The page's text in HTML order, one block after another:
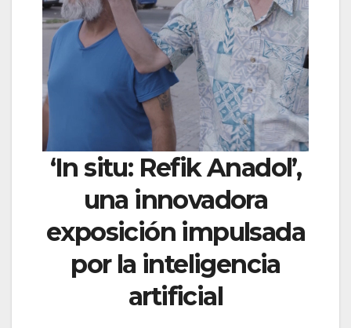
‘In situ: Refik Anadol’,
una innovadora
exposición impulsada
por la inteligencia
artificial